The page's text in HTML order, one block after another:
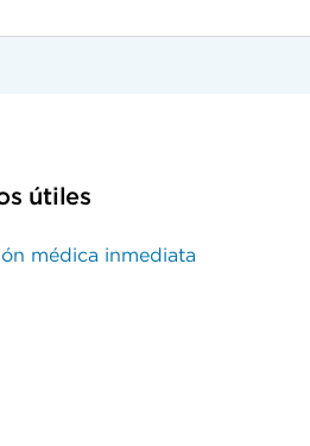
útiles
médica inmediata